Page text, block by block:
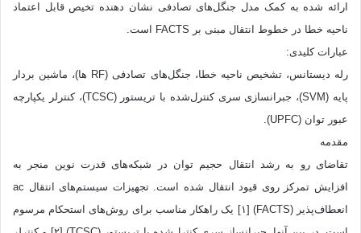
ارائه شده به کمک مدل جنگل‌های تصادفی نشان دهنده تخیص قابل اعتماد
ناحیه خطا در خطوط انتقال مبنی بر FACTS است.
عبارات کلیدی:
رله دیستانس، تشخیص ناحیه خطا، جنگل‌های تصادفی (RF ها)، ماشین بردار
پایه (SVM)، جبرانسازی سری کنترل‌شده با تریستور (TCSC)، کنترلر یکپارچه
عبور توان (UPFC).
مقدمه
تقاضای رو به رشد انتقال حجیم توان در شبکه‌های قدرت نوین منجر به
افزایش تمرکز روی قیود انتقال شده است. تجهیزات سیستم‌های انتقال ac
انعطاف‌پذیر (FACTS) [١] یک راهکار مناسب برای روش‌های استحکام مرسوم